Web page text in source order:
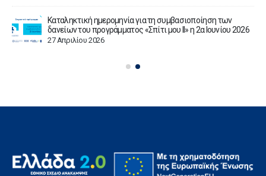
Καταληκτική ημερομηνία για τη συμβασιοποίηση των
δανείων του προγράμματος «Σπίτι μου ΙΙ» η 2α Ιουνίου 2026
27 Απριλίου 2026